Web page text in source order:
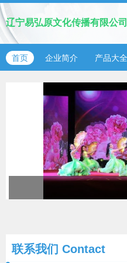
辽宁易弘原文化传播有限公司
首页 企业简介 产品大全
联系我们 Contact